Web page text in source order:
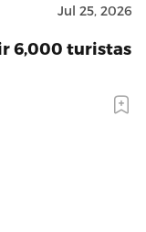
Jul 25, 2026
6,000 turistas